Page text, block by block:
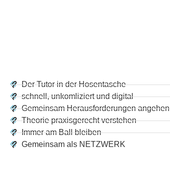
Der Tutor in der Hosentasche
schnell, unkomliziert und digital
Gemeinsam Herausforderungen angehen
Theorie praxisgerecht verstehen
Immer am Ball bleiben
Gemeinsam als NETZWERK